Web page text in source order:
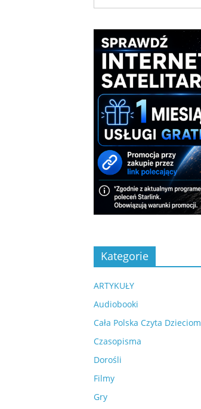
Kategorie
ARTYKUŁY
Audiobooki
Cała Polska Czyta Dzieciom
Czasopisma
Dorośli
Filmy
Gry